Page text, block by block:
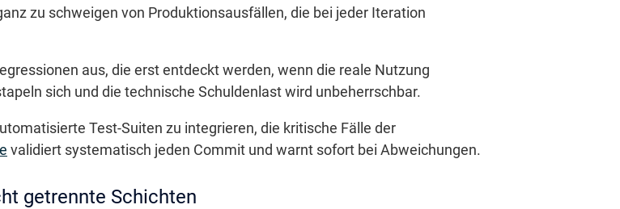
zu schweigen von Produktionsausfällen, die bei jeder Iteration
aus, die erst entdeckt werden, wenn die reale Nutzung
sich und die technische Schuldenlast wird unbeherrschbar.
Test-Suiten zu integrieren, die kritische Fälle der
validiert systematisch jeden Commit und warnt sofort bei Abweichungen.
getrennte Schichten